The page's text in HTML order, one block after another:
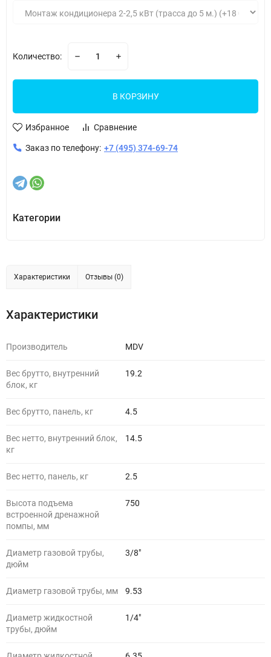
Количество:
В КОРЗИНУ
Избранное Сравнение
Заказ по телефону: +7 (495) 374-69-74
Категории
Характеристики Отзывы (0)
Характеристики
Производитель MDV
Вес брутто, внутренний
блок, кг
19.2
Вес брутто, панель, кг 4.5
Вес нетто, внутренний блок,
кг
14.5
Вес нетто, панель, кг 2.5
Высота подъема
встроенной дренажной
помпы, мм
750
Диаметр газовой трубы,
дюйм
3/8"
Диаметр газовой трубы, мм 9.53
Диаметр жидкостной
трубы, дюйм
1/4"